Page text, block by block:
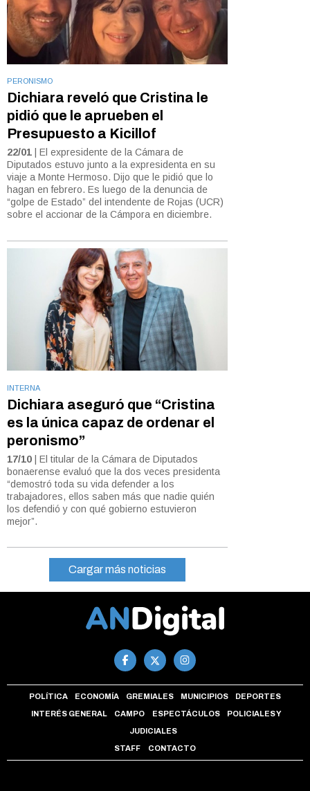
PERONISMO
Dichiara reveló que Cristina le
pidió que le aprueben el
Presupuesto a Kicillof
22/01 | El expresidente de la Cámara de
Diputados estuvo junto a la expresidenta en su
viaje a Monte Hermoso. Dijo que le pidió que lo
hagan en febrero. Es luego de la denuncia de
“golpe de Estado” del intendente de Rojas (UCR)
sobre el accionar de la Cámpora en diciembre.
INTERNA
Dichiara aseguró que “Cristina
es la única capaz de ordenar el
peronismo”
17/10 | El titular de la Cámara de Diputados
bonaerense evaluó que la dos veces presidenta
“demostró toda su vida defender a los
trabajadores, ellos saben más que nadie quién
los defendió y con qué gobierno estuvieron
mejor”.
Cargar más noticias
POLÍTICA ECONOMÍA GREMIALES MUNICIPIOS DEPORTES
INTERÉS GENERAL CAMPO ESPECTÁCULOS POLICIALES Y
JUDICIALES
STAFF CONTACTO